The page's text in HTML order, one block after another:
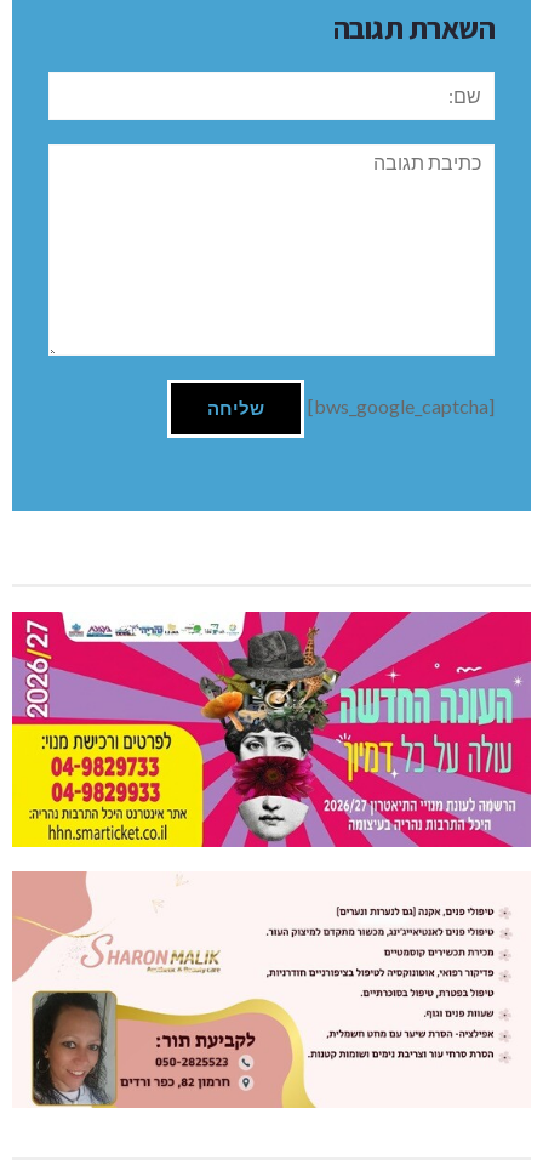
השארת תגובה
שם:
תגובה
[bws_google_captcha]